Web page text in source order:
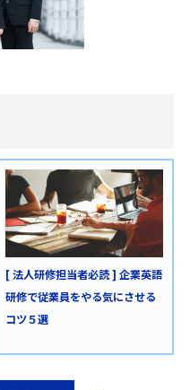
[ 法人研修担当者必読 ] 企業英語
研修で従業員をやる気にさせる
コツ５選